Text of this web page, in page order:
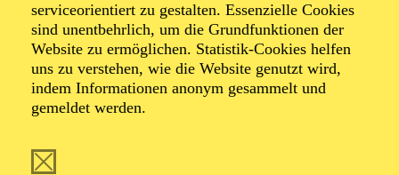
serviceorientiert zu gestalten. Essenzielle Cookies
sind unentbehrlich, um die Grundfunktionen der
Website zu ermöglichen. Statistik-Cookies helfen
uns zu verstehen, wie die Website genutzt wird,
indem Informationen anonym gesammelt und
gemeldet werden.
Revue in sechs Teilen von Gordon Kampe
Mit Werken von Kurt Weill
semikonzertante Aufführung
mit Texten aus Literatur, Alltagskultur und Erinnerung,
zusammengestellt von Gordon Kampe, Patricia Knebel
und Georg Rootering